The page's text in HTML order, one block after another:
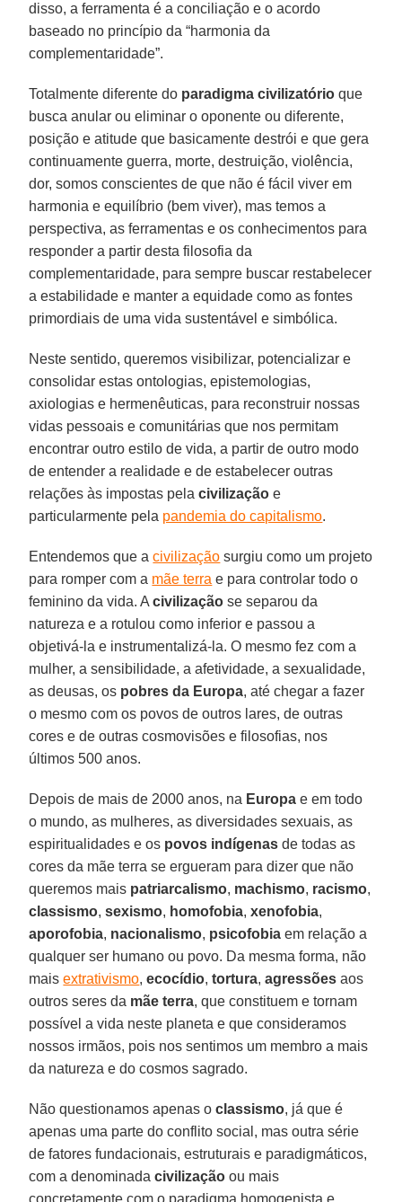
disso, a ferramenta é a conciliação e o acordo
baseado no princípio da “harmonia da
complementaridade”.
Totalmente diferente do paradigma civilizatório que
busca anular ou eliminar o oponente ou diferente,
posição e atitude que basicamente destrói e que gera
continuamente guerra, morte, destruição, violência,
dor, somos conscientes de que não é fácil viver em
harmonia e equilíbrio (bem viver), mas temos a
perspectiva, as ferramentas e os conhecimentos para
responder a partir desta filosofia da
complementaridade, para sempre buscar restabelecer
a estabilidade e manter a equidade como as fontes
primordiais de uma vida sustentável e simbólica.
Neste sentido, queremos visibilizar, potencializar e
consolidar estas ontologias, epistemologias,
axiologias e hermenêuticas, para reconstruir nossas
vidas pessoais e comunitárias que nos permitam
encontrar outro estilo de vida, a partir de outro modo
de entender a realidade e de estabelecer outras
relações às impostas pelacivilização e
particularmente pela pandemia do capitalismo.
Entendemos que acivilização surgiu como um projeto
para romper com a mãe terra e para controlar todo o
feminino da vida. Acivilização se separou da
natureza e a rotulou como inferior e passou a
objetivá-la e instrumentalizá-la. O mesmo fez com a
mulher, a sensibilidade, a afetividade, a sexualidade,
as deusas, os pobres da Europa, até chegar a fazer
o mesmo com os povos de outros lares, de outras
cores e de outras cosmovisões e filosofias, nos
últimos 500 anos.
Depois de mais de 2000 anos, na Europa e em todo
o mundo, as mulheres, as diversidades sexuais, as
espiritualidades e os povos indígenas de todas as
cores da mãe terra se ergueram para dizer que não
queremos mais patriarcalismo, machismo, racismo,
classismo,sexismo, homofobia,xenofobia,
aporofobia, nacionalismo, psicofobia em relação a
qualquer ser humano ou povo. Da mesma forma, não
maisextrativismo,ecocídio,tortura,agressões aos
outros seres da mãe terra, que constituem e tornam
possível a vida neste planeta e que consideramos
nossos irmãos, pois nos sentimos um membro a mais
da natureza e do cosmos sagrado.
Não questionamos apenas oclassismo, já que é
apenas uma parte do conflito social, mas outra série
de fatores fundacionais, estruturais e paradigmáticos,
com a denominadacivilização ou mais
concretamente com o paradigma homogenista e